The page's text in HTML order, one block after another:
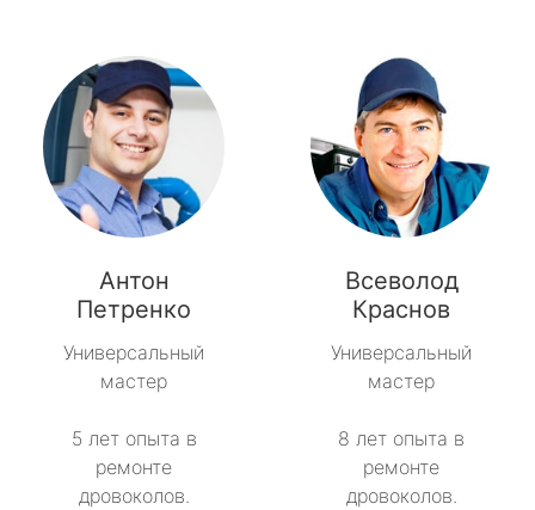
Антон
Петренко
Универсальный
мастер
5 лет опыта в
ремонте
дровоколов.
Всеволод
Краснов
Универсальный
мастер
8 лет опыта в
ремонте
дровоколов.